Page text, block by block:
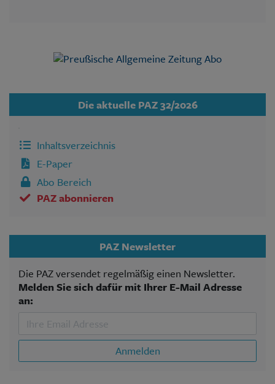
Die aktuelle PAZ 32/2026
Inhaltsverzeichnis
E-Paper
Abo Bereich
PAZ abonnieren
PAZ Newsletter
Die PAZ versendet regelmäßig einen Newsletter.
Melden Sie sich dafür mit Ihrer E-Mail Adresse
an:
Anmelden